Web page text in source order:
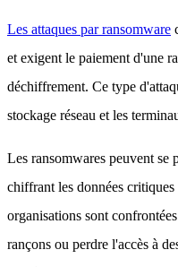
Les attaques par ransomware
et exigent le paiement d'une
déchiffrement. Ce type
stockage réseau et les
Les ransomwares peuvent se
chiffrant les données
organisations sont
rançons ou perdre l'accès à